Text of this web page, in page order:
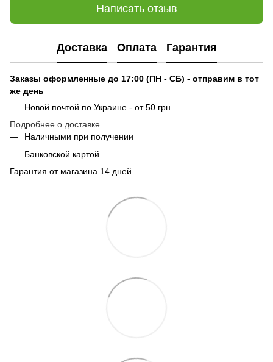
Написать отзыв
Доставка Оплата Гарантия
Заказы оформленные до 17:00 (ПН - СБ) - отправим в тот
же день
Новой почтой по Украине - от 50 грн
Подробнее о доставке
Наличными при получении
Банковской картой
Гарантия от магазина 14 дней